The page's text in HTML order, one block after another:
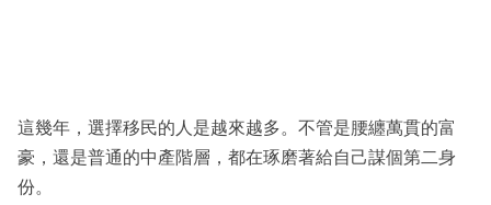
區
這幾年，選擇移民的人是越來越多。不管是腰纏萬貫的富
豪，還是普通的中產階層，都在琢磨著給自己謀個第二身
份。